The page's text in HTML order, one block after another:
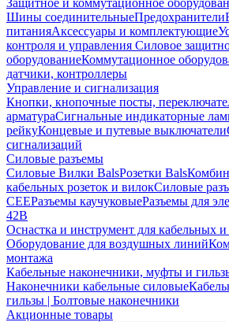
Защитное и коммутационное
Шины соединительныеПредохранители
питанияАксессуары и комплектующие
контроля и управления Силовое
оборудованиеКоммутационное
датчики, контроллеры
Управление и сигнализация
Кнопки, кнопочные посты,
арматураСигнальные индикаторные
рейкуКонцевые и путевые выключатели
сигнализаций
Силовые разъемы
Силовые Вилки BalsРозетки Bals
кабельных розеток и вилокСиловые
CEEРазъемы каучуковыеРазъемы для
42В
Оснастка и инструмент для
Оборудование для воздушных линий
монтажа
Кабельные наконечники, муфты и
Наконечники кабельные силовые
гильзы | Болтовые наконечники
Акционные товары